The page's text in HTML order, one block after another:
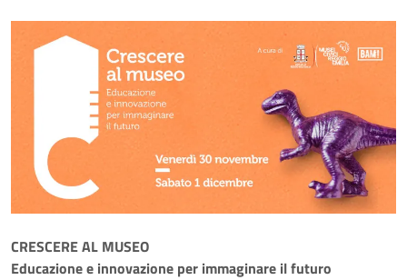
CRESCERE AL MUSEO
Educazione e innovazione per immaginare il futuro